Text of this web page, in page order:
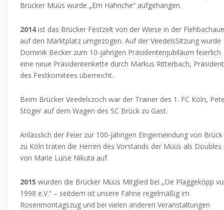
Brücker Müüs wurde „Em Hähnche“ aufgehangen.
2014ist das Brücker Festzelt von der Wiese in der Flehbachaue
auf den Marktplatz umgezogen. Auf der VeedelsSitzung wurde
Dominik Becker zum 10-jährigen Präsidentenjubiläum feierlich
eine neue Präsidentenkette durch Markus Ritterbach, Präsident
des Festkomitees überreicht.
Beim Brücker Veedelszoch war der Trainer des 1. FC Köln,
Stöger auf dem Wagen des SC Brück zu Gast.
Anlässlich der Feier zur 100-jährigen Eingemeindung von Brück
zu Köln traten die Herren des Vorstands der Müüs als Doubles
von Marie Luise Nikuta auf.
2015 wurden die Brücker Müüs Mitglied bei „De Plaggeköpp
1998 e.V.“ – seitdem ist unsere Fahne regelmäßig im
Rosenmontagszug und bei vielen anderen Veranstaltungen